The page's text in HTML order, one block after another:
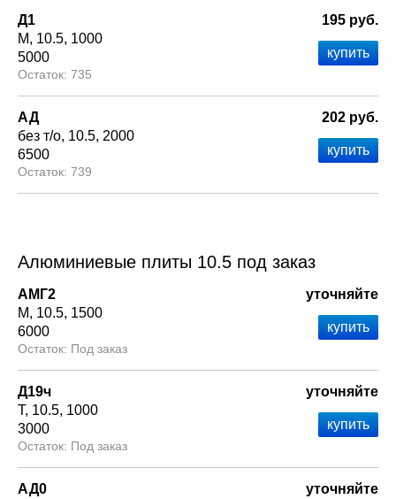
Д1
М
10.5 1000
5000
735
195 руб.
АД
без т/о 10.5 2000
6500
739
202 руб.
Алюминиевые плиты 10.5 под заказ
АМГ2
М
10.5 1500
6000
Под заказ
уточняйте
Д19ч
Т 10.5 1000
3000
Под заказ
уточняйте
АД0
уточняйте